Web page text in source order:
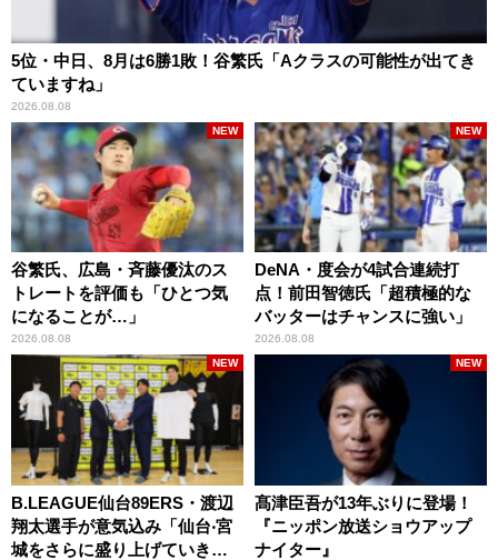
5位・中日、8月は6勝1敗！谷繁氏「Aクラスの可能性が出てき
ていますね」
2026.08.08
谷繁氏、広島・斉藤優汰のス
トレートを評価も「ひとつ気
になることが…」
2026.08.08
NEW
DeNA・度会が4試合連続打
点！前田智徳氏「超積極的な
バッターはチャンスに強い」
2026.08.08
NEW
B.LEAGUE仙台89ERS・渡辺
翔太選手が意気込み「仙台‧宮
城をさらに盛り上げていきた
NEW
髙津臣吾が13年ぶりに登場！
『ニッポン放送ショウアップ
ナイター』
NEW